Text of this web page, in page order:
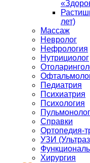
лет)
Массаж
Невролог
Нефрология
Нутрициолог
Педиатрия
Психиатрия
Психология
Справки
Ортопедия-
УЗИ
Хирургия